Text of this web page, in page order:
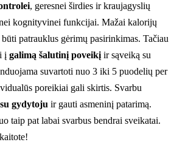
, geresnei širdies ir kraujagyslių
kognityvinei funkcijai. Mažai kalorijų
patrauklus gėrimų pasirinkimas. Tačiau
į galimą šalutinį poveikįir sąveiką su
suvartoti nuo 3 iki 5 puodelių per
poreikiai gali skirtis. Svarbu
gydytoju ir gauti asmeninį patarimą.
taip pat labai svarbus bendrai sveikatai.